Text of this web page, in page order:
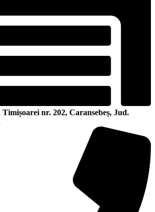
Timișoarei nr. 202, Caransebeș, Jud.